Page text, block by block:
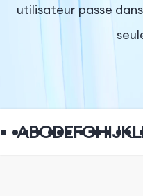
utilisateur passe
ABCDEFGHIJKL